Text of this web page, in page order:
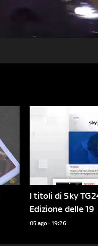
I titoli di Sky
Edizione delle 19
05 ago - 19:26